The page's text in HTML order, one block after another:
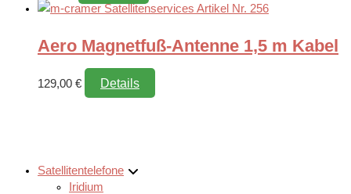
Satellitentelefone
Iridium
Aero Magnetfuß-Antenne 1,5 m Kabel
129,00 € Details